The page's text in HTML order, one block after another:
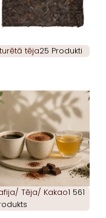
tēja25 Produkti
Tēja/ Kakao1 561